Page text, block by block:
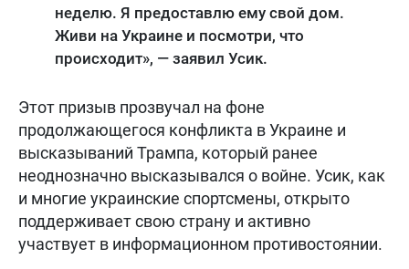
неделю. Я предоставлю ему свой дом.
Живи на Украине и посмотри, что
происходит», — заявил Усик.
Этот призыв прозвучал на фоне
продолжающегося конфликта в Украине и
высказываний Трампа, который ранее
неоднозначно высказывался о войне. Усик, как
и многие украинские спортсмены, открыто
поддерживает свою страну и активно
участвует в информационном противостоянии.